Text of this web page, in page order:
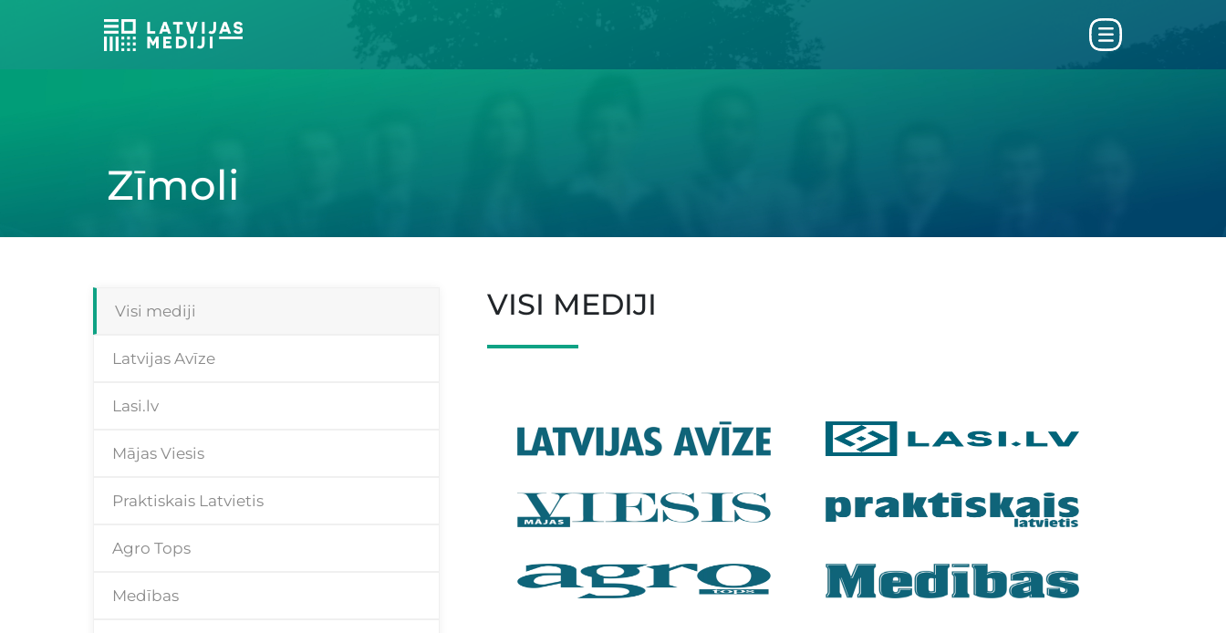
Zīmoli
Visi mediji
Latvijas Avīze
Lasi.lv
Mājas Viesis
Praktiskais Latvietis
Agro Tops
Medības
VISI MEDIJI